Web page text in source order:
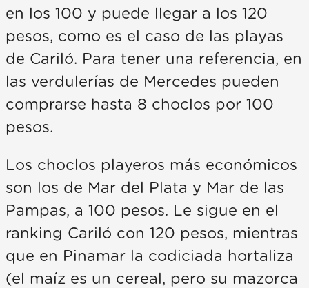
en los 100 y puede llegar a los 120
pesos, como es el caso de las playas
de Cariló. Para tener una referencia, en
las verdulerías de Mercedes pueden
comprarse hasta 8 choclos por 100
pesos.
Los choclos playeros más económicos
son los de Mar del Plata y Mar de las
Pampas, a 100 pesos. Le sigue en el
ranking Cariló con 120 pesos, mientras
que en Pinamar la codiciada hortaliza
(el maíz es un cereal, pero su mazorca